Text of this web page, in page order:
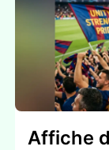
Affiche